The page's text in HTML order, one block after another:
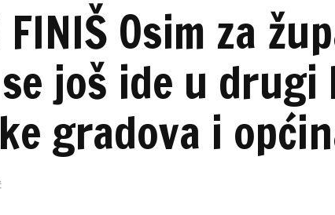
FINIŠ Osim za
još ide u drugi
gradova i